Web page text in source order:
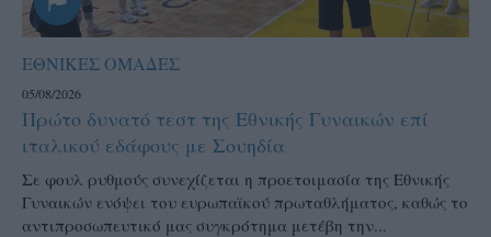
ΕΘΝΙΚΕΣ ΟΜΑΔΕΣ
05/08/2026
Πρώτο δυνατό τεστ της Εθνικής Γυναικών επί
ιταλικού εδάφους με Σουηδία
Σε φουλ ρυθμούς συνεχίζεται η προετοιμασία της Εθνικής
Γυναικών ενόψει του ευρωπαϊκού πρωταθλήματος, καθώς το
αντιπροσωπευτικό μας συγκρότημα μετέβη την...